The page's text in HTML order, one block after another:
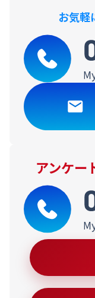
お気軽
アンケー